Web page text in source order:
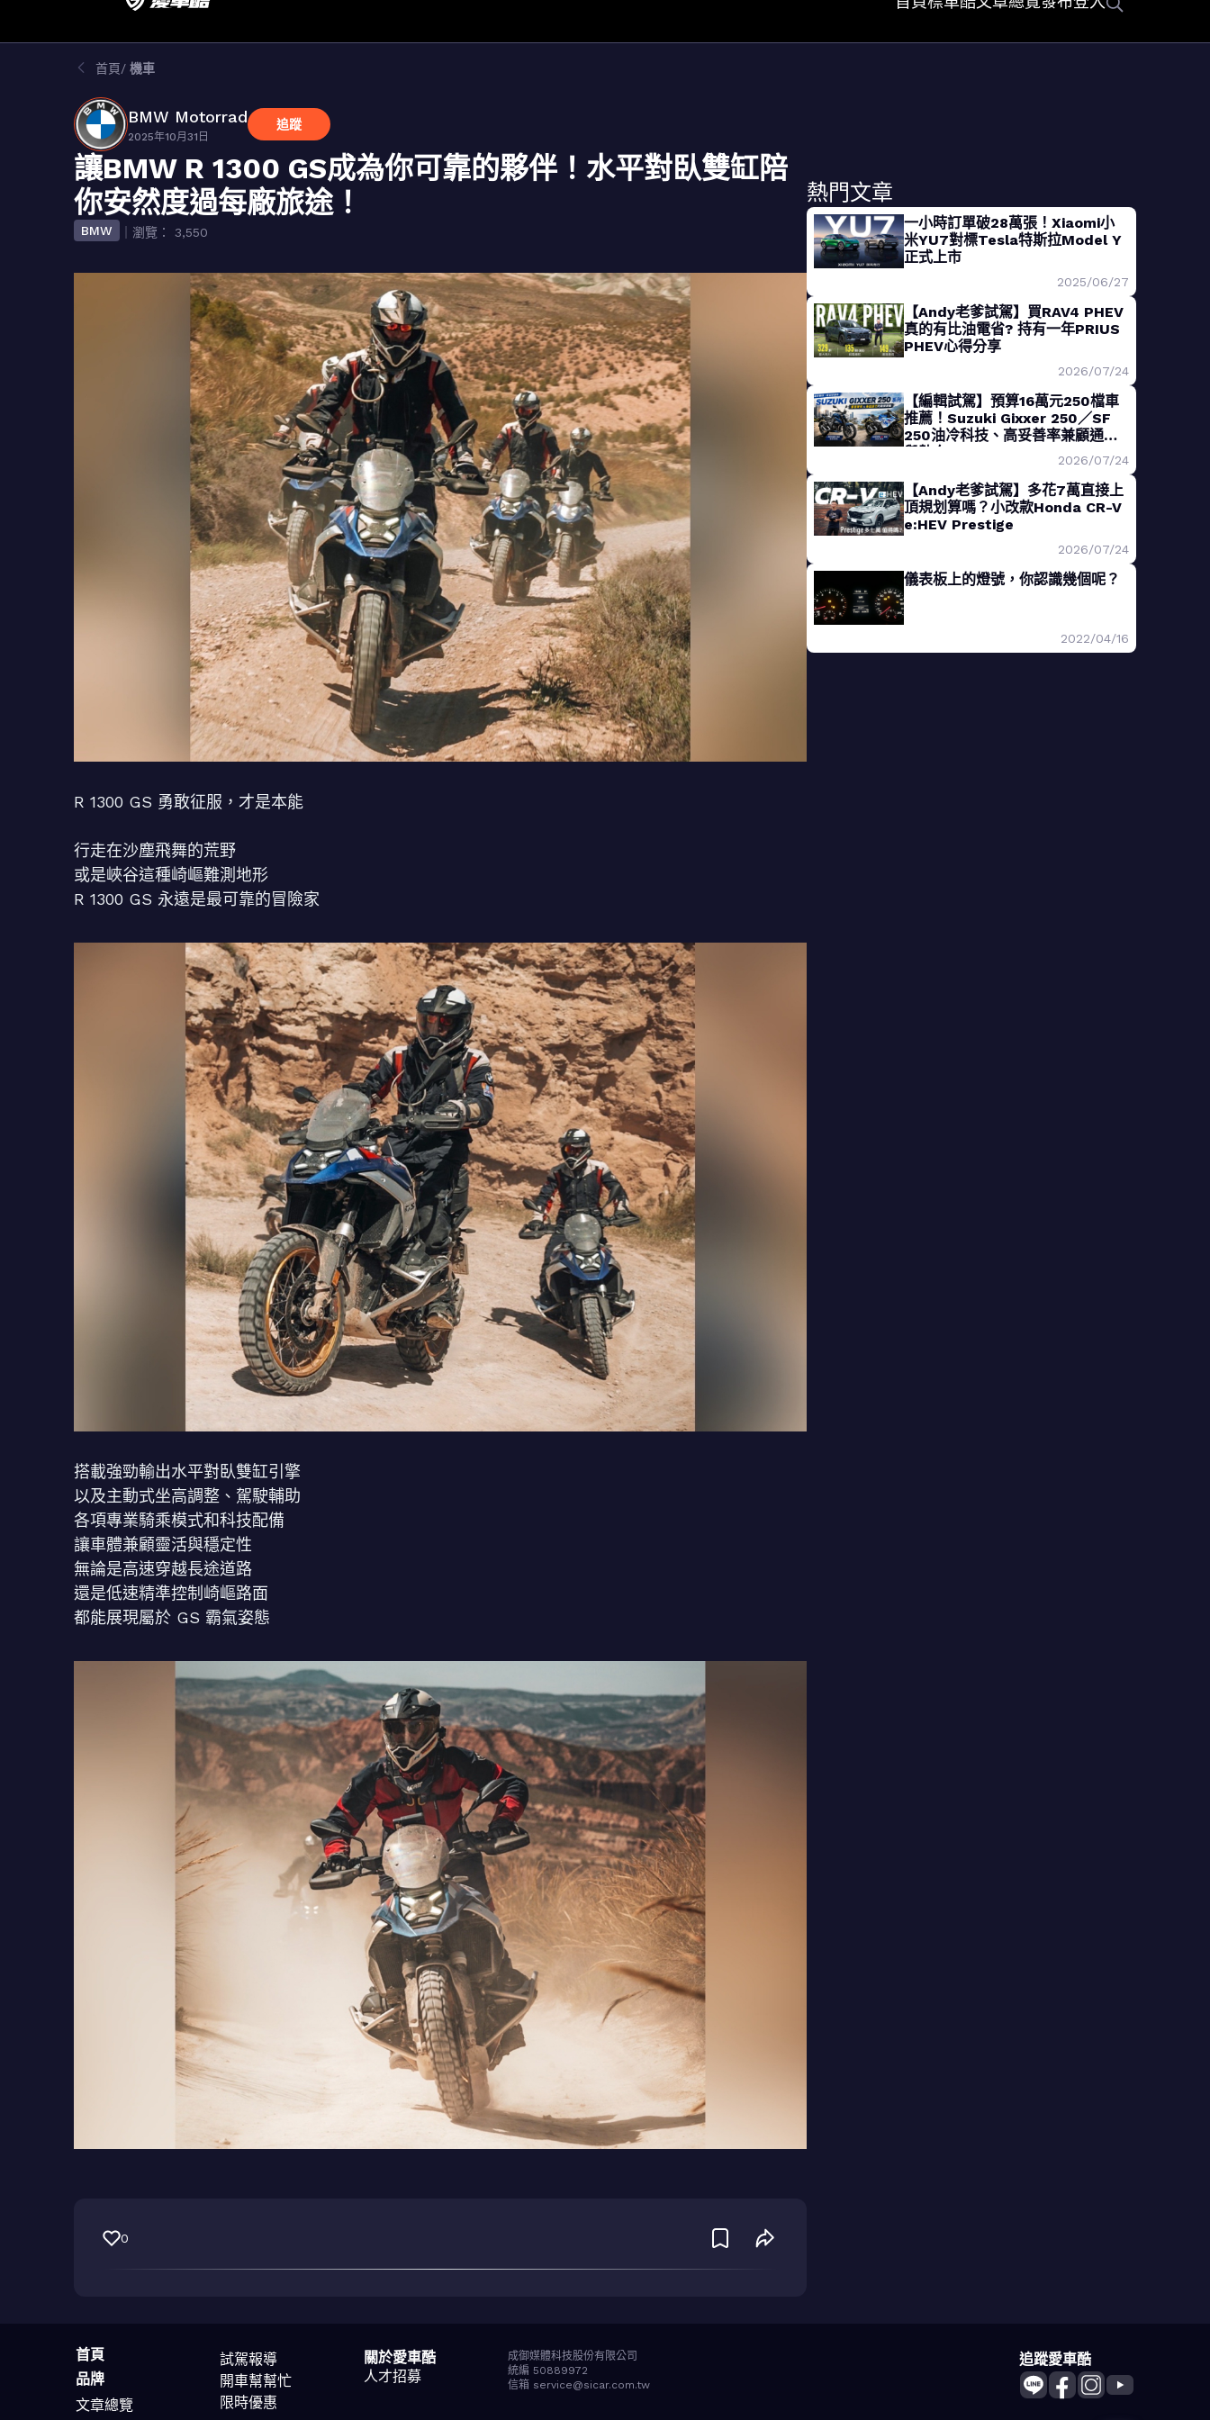
首頁 機車
BMW Motorrad
2025年10月31日
追蹤
讓BMW R 1300 GS成為你可靠的夥伴！水平對臥雙缸陪
你安然度過每廠旅途！
BMW ｜瀏覽： 3,550
R 1300 GS 勇敢征服，才是本能
行走在沙塵飛舞的荒野
或是峽谷這種崎嶇難測地形
R 1300 GS 永遠是最可靠的冒險家
搭載強勁輸出水平對臥雙缸引擎
以及主動式坐高調整、駕駛輔助
各項專業騎乘模式和科技配備
讓車體兼顧靈活與穩定性
無論是高速穿越長途道路
還是低速精準控制崎嶇路面
都能展現屬於 GS 霸氣姿態
0
熱門文章
一小時訂單破28萬張！Xiaomi小
米YU7對標Tesla特斯拉Model Y
正式上市
2025/06/27
【Andy老爹試駕】買RAV4 PHEV
真的有比油電省? 持有一年PRIUS
PHEV心得分享
2026/07/24
【編輯試駕】預算16萬元250檔車
推薦！Suzuki Gixxer 250／SF
250油冷科技、高妥善率兼顧通勤
與熱血
2026/07/24
【Andy老爹試駕】多花7萬直接上
頂規划算嗎？小改款Honda CR-V
e:HEV Prestige
2026/07/24
儀表板上的燈號，你認識幾個呢？
2022/04/16
首頁
品牌
文章總覽
試駕報導
開車幫幫忙
限時優惠
關於愛車酷
人才招募
成御媒體科技股份有限公司
統編 50889972
信箱 service@sicar.com.tw
追蹤愛車酷